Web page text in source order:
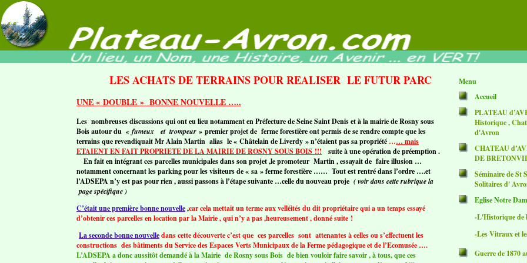
LES ACHATS DE TERRAINS POUR REALISER LE FUTUR PARC
UNE « DOUBLE » BONNE NOUVELLE …..
Les nombreuses discussions qui ont eu lieu notamment en Préfecture de Seine Saint Denis et à la mairie de Rosny sous
Bois autour du « fumeux et trompeur » premier projet de ferme forestière ont permis de se rendre compte que les
terrains que revendiquait Mr Alain Martin alias le « Châtelain de Liverdy » n’étaient pas sa propriété …… mais
ETAIENT EN FAIT PROPRIETE DE LA MAIRIE DE ROSNY SOUS BOIS !!!
suite à une opération de préemption .
En fait en intégrant ces parcelles municipales dans son projet ,le promoteur Martin , essayait de faire illusion …
notamment concernant les parking pour les visiteurs de « sa » ferme forestière …… Tout est rentré dans l’ordre ….et
l’ADSEPA n’y est pas pour rien , aussi passons à l’étape suivante …celle du nouveau proje ( voir dans cette rubrique la
page spécifique )
C’était une première bonne nouvelle,car cela mettait un terme aux velléités du dit propriétaire qui a un temps essayé
d’obtenir ces parcelles en location par la Mairie , qui n’y a pas ,heureusement , donné suite !
La seconde bonne nouvelledans cette découverte c’est que ces parcelles sont attenantes à celles ou s’effectuent les
constructions des bâtiments du Service des Espaces Verts Municipaux de la Ferme pédagogique et de l’Ecomusée ….
L’ADSEPA a donc aussitôt demandé à la Mairie de Rosny sous Bois de bien vouloir faire savoir , à tous, que ces
Menu
Accueil
PLATEAU
Historique ,
d'Avron
CHATEAU
DE
Séminaire de St
Solitaires d'
Eglise Notre
-L'Historique de
-Les Vitraux et
Guerre de 1870